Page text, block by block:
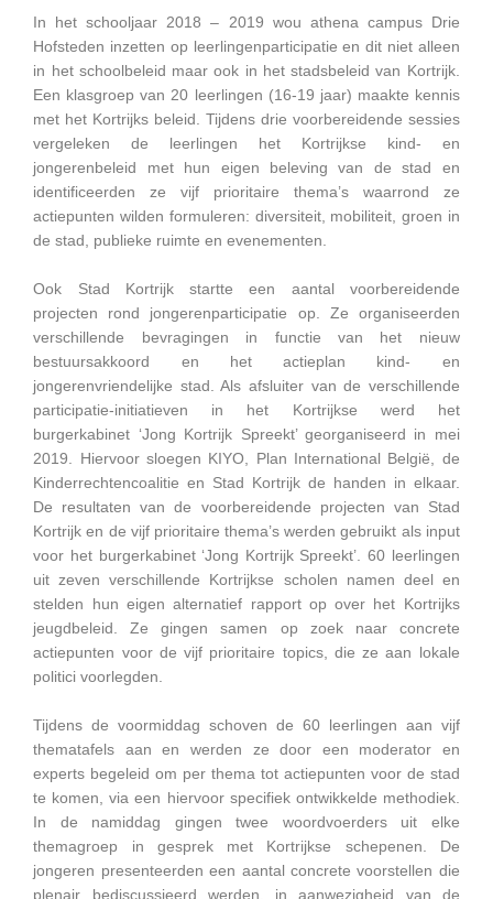
In het schooljaar 2018 – 2019 wou athena campus Drie
Hofsteden inzetten op leerlingenparticipatie en dit niet alleen
in het schoolbeleid maar ook in het stadsbeleid van Kortrijk.
Een klasgroep van 20 leerlingen (16-19 jaar) maakte kennis
met het Kortrijks beleid. Tijdens drie voorbereidende sessies
vergeleken de leerlingen het Kortrijkse kind- en
jongerenbeleid met hun eigen beleving van de stad en
identificeerden ze vijf prioritaire thema’s waarrond ze
actiepunten wilden formuleren: diversiteit, mobiliteit, groen in
de stad, publieke ruimte en evenementen.
Ook Stad Kortrijk startte een aantal voorbereidende
projecten rond jongerenparticipatie op. Ze organiseerden
verschillende bevragingen in functie van het nieuw
bestuursakkoord en het actieplan kind- en
jongerenvriendelijke stad. Als afsluiter van de verschillende
participatie-initiatieven in het Kortrijkse werd het
burgerkabinet ‘Jong Kortrijk Spreekt’ georganiseerd in mei
2019. Hiervoor sloegen KIYO, Plan International België, de
Kinderrechtencoalitie en Stad Kortrijk de handen in elkaar.
De resultaten van de voorbereidende projecten van Stad
Kortrijk en de vijf prioritaire thema’s werden gebruikt als input
voor het burgerkabinet ‘Jong Kortrijk Spreekt’. 60 leerlingen
uit zeven verschillende Kortrijkse scholen namen deel en
stelden hun eigen alternatief rapport op over het Kortrijks
jeugdbeleid. Ze gingen samen op zoek naar concrete
actiepunten voor de vijf prioritaire topics, die ze aan lokale
politici voorlegden.
Tijdens de voormiddag schoven de 60 leerlingen aan vijf
thematafels aan en werden ze door een moderator en
experts begeleid om per thema tot actiepunten voor de stad
te komen, via een hiervoor specifiek ontwikkelde methodiek.
In de namiddag gingen twee woordvoerders uit elke
themagroep in gesprek met Kortrijkse schepenen. De
jongeren presenteerden een aantal concrete voorstellen die
plenair bediscussieerd werden, in aanwezigheid van de